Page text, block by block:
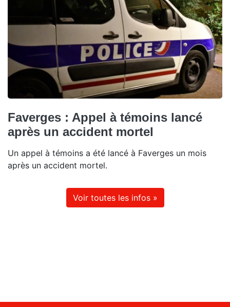
Faverges : Appel à témoins lancé
après un accident mortel
Un appel à témoins a été lancé à Faverges un mois
après un accident mortel.
Voir toutes les infos »